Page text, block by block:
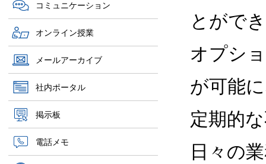
コミュニケーション
オンライン授業
メールアーカイブ
社内ポータル
掲示板
電話メモ
とがで
オプシ
が可能
定期的
日々の